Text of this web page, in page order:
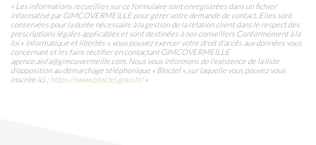
« Les informations recueillies sur ce formulaire sont enregistrées dans un fichier
informatisé par GIMCOVERMEILLE pour gérer votre demande de contact. Elles sont
conservées pour la durée nécessaire à la gestion de la relation client dans le respect des
prescriptions légales applicables et sont destinées à nos conseillers Conformément à la
loi « informatique et libertés », vous pouvez exercer votre droit d'accès aux données vous
concernant et les faire rectifier en contactant GIMCOVERMEILLE
agence.aisfa@gimcovermeille.com. Nous vous informons de l'existence de la liste
d'opposition au démarchage téléphonique « Bloctel », sur laquelle vous pouvez vous
inscrire ici : https://www.bloctel.gouv.fr/»